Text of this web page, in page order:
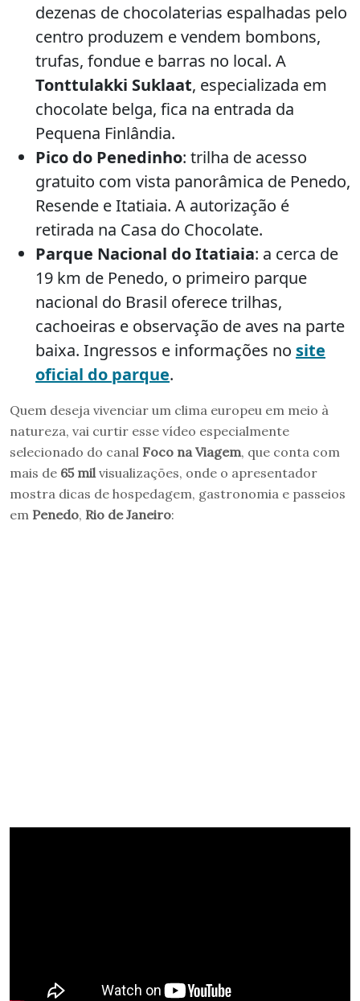
dezenas de chocolaterias espalhadas pelo
centro produzem e vendem bombons,
trufas, fondue e barras no local. A
Tonttulakki Suklaat, especializada em
chocolate belga, fica na entrada da
Pequena Finlândia.
Pico do Penedinho: trilha de acesso
gratuito com vista panorâmica de Penedo,
Resende e Itatiaia. A autorização é
retirada na Casa do Chocolate.
Parque Nacional do Itatiaia: a cerca de
19 km de Penedo, o primeiro parque
nacional do Brasil oferece trilhas,
cachoeiras e observação de aves na parte
baixa. Ingressos e informações no site
oficial do parque.
Quem deseja vivenciar um clima europeu em meio à
natureza, vai curtir esse vídeo especialmente
selecionado do canal Foco na Viagem, que conta com
mais de 65 mil visualizações, onde o apresentador
mostra dicas de hospedagem, gastronomia e passeios
em Penedo, Rio de Janeiro: